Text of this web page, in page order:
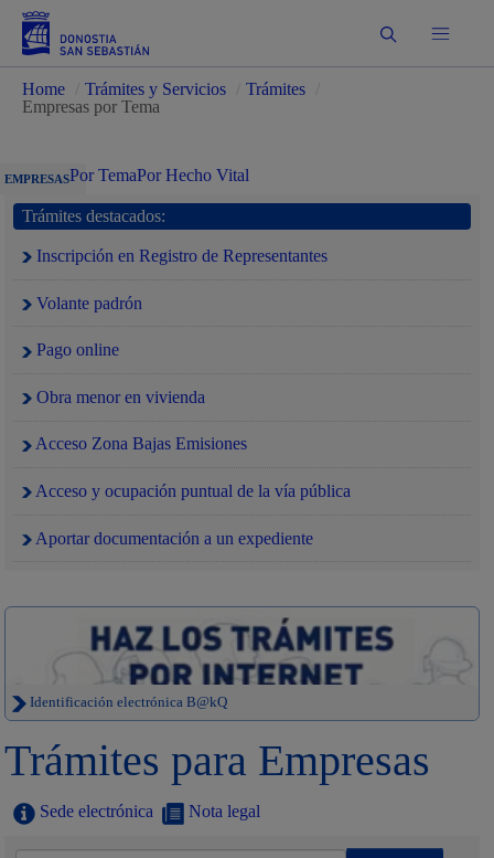
Buscar
Home Trámites y Servicios Trámites
Empresas por Tema
EMPRESASPor TemaPor Hecho Vital
Trámites destacados:
Inscripción en Registro de Representantes
Volante padrón
Pago online
Obra menor en vivienda
Acceso Zona Bajas Emisiones
Acceso y ocupación puntual de la vía pública
Aportar documentación a un expediente
Identificación electrónica B@kQ
Trámites para Empresas
Sede electrónica Nota legal